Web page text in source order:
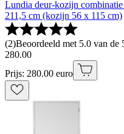
Lundia deur-kozijn
211,5 cm (kozijn 56 x 115 cm)
(2)Beoordeeld met 5.0 van de
280.00
Prijs: 280.00 euro